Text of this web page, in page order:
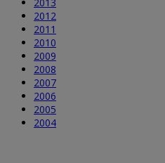
2012
2011
2010
2009
2008
2007
2006
2005
2004